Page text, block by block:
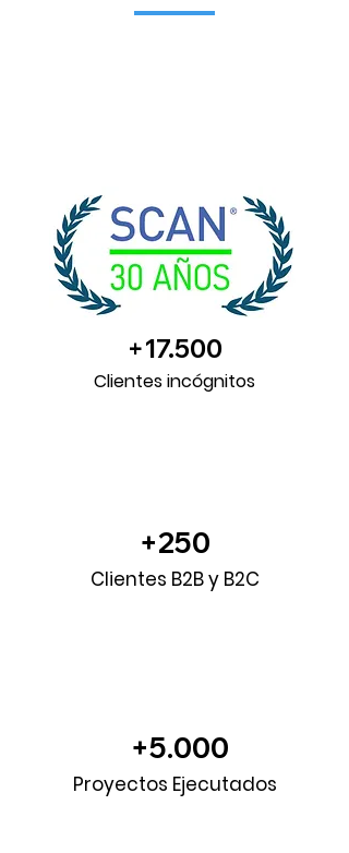
+17.500
Clientes incógnitos
+250
Clientes B2B y B2C
+5.000
Proyectos Ejecutados